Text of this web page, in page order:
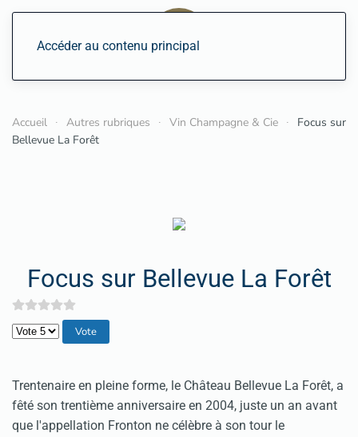
Accéder au contenu principal
Accueil Autres rubriques Vin Champagne & Cie
Focus sur
Bellevue La Forêt
Focus sur Bellevue La Forêt
Veuillez voter
Trentenaire en pleine forme, le Château Bellevue La Forêt, a
fêté son trentième anniversaire en 2004, juste un an avant
que l'appellation Fronton ne célèbre à son tour le